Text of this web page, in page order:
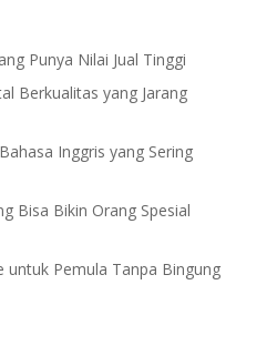
Punya Nilai Jual Tinggi
Berkualitas yang Jarang
Inggris yang Sering
Bisa Bikin Orang Spesial
untuk Pemula Tanpa Bingung